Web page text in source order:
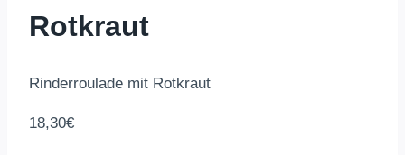
Rotkraut
Rinderroulade mit Rotkraut
18,30€